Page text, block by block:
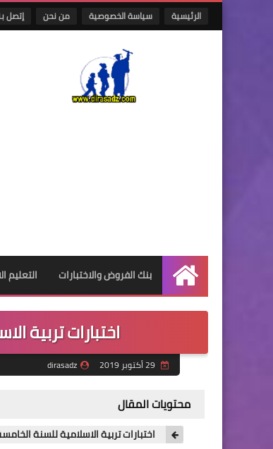
الرئيسية سياسة الخصوصية من نحن إتصل
الرئيسية
بنك الفروض والاختبارات التعليم
اختبارات تربية
dirasadz
محتويات المقال
اختبارات تربية الاسلامية للسنة